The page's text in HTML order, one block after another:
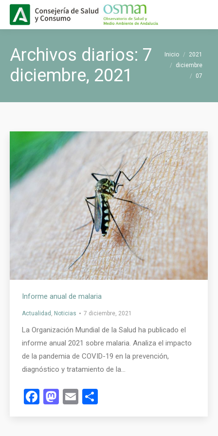
Archivos diarios: 7
diciembre, 2021
Estás aquí:
Inicio
2021
diciembre
07
Informe anual de malaria
Actualidad Noticias 7 diciembre, 2021
La Organización Mundial de la Salud ha publicado el
informe anual 2021 sobre malaria. Analiza el impacto
de la pandemia de COVID-19 en la prevención,
diagnóstico y tratamiento de la…
Facebook
Mastodon
Email